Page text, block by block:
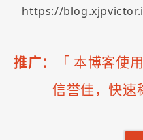
https://
推广： 「 本博客使
信誉佳，快速